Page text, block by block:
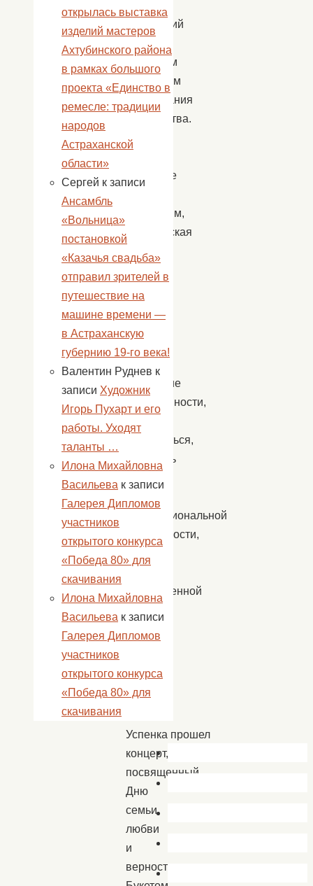
отношений
является
истинным
признаком
процветания
государства.
Именно
уважение
родителям,
супружеская
любовь,
забота
ощущение
защищенности,
развиваться,
достигать
профессиональной
деятельности,
общественной
8
Доме
культуры
Успенка прошел
концерт,
посвященный
Дню
семьи,
любви
и
верности.
открылась выставка
изделий мастеров
Ахтубинского района
в рамках большого
проекта «Единство в
ремесле: традиции
народов
Астраханской
области»
Сергей к записи
Ансамбль
«Вольница»
постановкой
«Казачья свадьба»
отправил зрителей в
путешествие на
машине времени —
в Астраханскую
губернию 19-го века!
Валентин Руднев к
записи Художник
Игорь Пухарт и его
работы. Уходят
таланты …
Илона Михайловна
Васильева к записи
Галерея Дипломов
участников
открытого конкурса
«Победа 80» для
скачивания
Илона Михайловна
Васильева к записи
Галерея Дипломов
участников
открытого конкурса
«Победа 80» для
скачивания